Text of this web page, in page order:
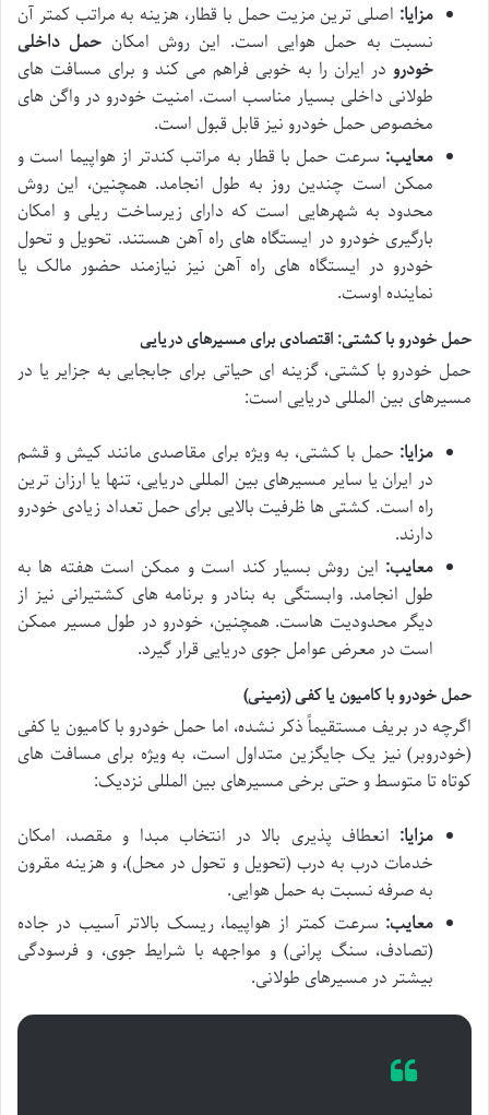
مزایا: اصلی ترین مزیت حمل با قطار، هزینه به مراتب کمتر آن
نسبت به حمل هوایی است. این روش امکان حمل داخلی
خودرو در ایران را به خوبی فراهم می کند و برای مسافت های
طولانی داخلی بسیار مناسب است. امنیت خودرو در واگن های
مخصوص حمل خودرو نیز قابل قبول است.
معایب: سرعت حمل با قطار به مراتب کندتر از هواپیما است و
ممکن است چندین روز به طول انجامد. همچنین، این روش
محدود به شهرهایی است که دارای زیرساخت ریلی و امکان
بارگیری خودرو در ایستگاه های راه آهن هستند. تحویل و تحول
خودرو در ایستگاه های راه آهن نیز نیازمند حضور مالک یا
نماینده اوست.
حمل خودرو با کشتی: اقتصادی برای مسیرهای دریایی
حمل خودرو با کشتی، گزینه ای حیاتی برای جابجایی به جزایر یا در
مسیرهای بین المللی دریایی است:
مزایا: حمل با کشتی، به ویژه برای مقاصدی مانند کیش و قشم
در ایران یا سایر مسیرهای بین المللی دریایی، تنها یا ارزان ترین
راه است. کشتی ها ظرفیت بالایی برای حمل تعداد زیادی خودرو
دارند.
معایب: این روش بسیار کند است و ممکن است هفته ها به
طول انجامد. وابستگی به بنادر و برنامه های کشتیرانی نیز از
دیگر محدودیت هاست. همچنین، خودرو در طول مسیر ممکن
است در معرض عوامل جوی دریایی قرار گیرد.
حمل خودرو با کامیون یا کفی (زمینی)
اگرچه در بریف مستقیماً ذکر نشده، اما حمل خودرو با کامیون یا کفی
(خودروبر) نیز یک جایگزین متداول است، به ویژه برای مسافت های
کوتاه تا متوسط و حتی برخی مسیرهای بین المللی نزدیک:
مزایا: انعطاف پذیری بالا در انتخاب مبدا و مقصد، امکان
خدمات درب به درب (تحویل و تحول در محل)، و هزینه مقرون
به صرفه نسبت به حمل هوایی.
معایب: سرعت کمتر از هواپیما، ریسک بالاتر آسیب در جاده
(تصادف، سنگ پرانی) و مواجهه با شرایط جوی، و فرسودگی
بیشتر در مسیرهای طولانی.